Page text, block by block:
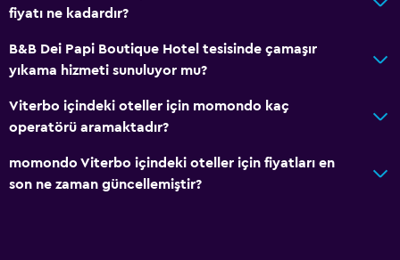
Şömine
Oturma alanı
Terlik
Çekyat
Ses geçirmez odalar
Ses geçirmezlik
Karo/mermer yer döşemesi
fiyatı ne kadardır?
B&B Dei Papi Boutique Hotel tesisinde çamaşır
yıkama hizmeti sunuluyor mu?
Viterbo içindeki oteller için momondo kaç
operatörü aramaktadır?
momondo Viterbo içindeki oteller için fiyatları en
son ne zaman güncellemiştir?